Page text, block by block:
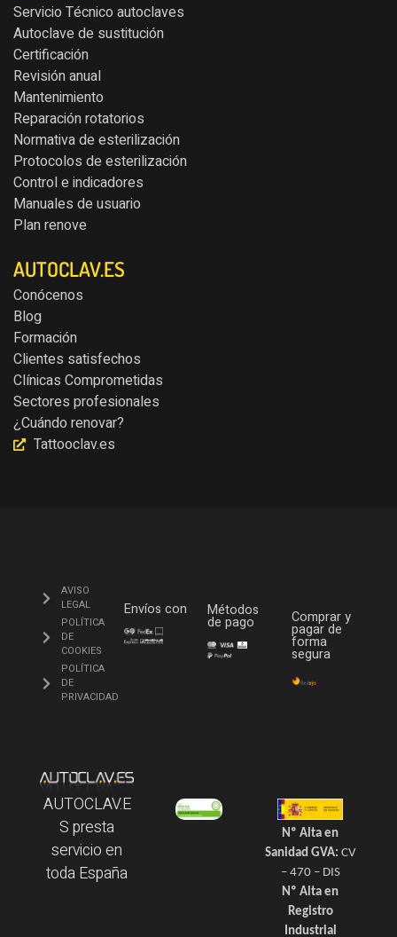
Servicio Técnico autoclaves
Autoclave de sustitución
Certificación
Revisión anual
Mantenimiento
Reparación rotatorios
Normativa de esterilización
Protocolos de esterilización
Control e indicadores
Manuales de usuario
Plan renove
AUTOCLAV.ES
Conócenos
Blog
Formación
Clientes satisfechos
Clínicas Comprometidas
Sectores profesionales
¿Cuándo renovar?
Tattooclav.es
AVISO
LEGAL
POLÍTICA
DE
COOKIES
POLÍTICA
DE
PRIVACIDAD
Envíos con Métodos
de pago Comprar y
pagar de
forma
segura
AUTOCLAV.E
S presta
servicio en
toda España
Nº Alta en
Sanidad GVA: CV
– 470 – DIS
Nº Alta en
Registro
Industrial